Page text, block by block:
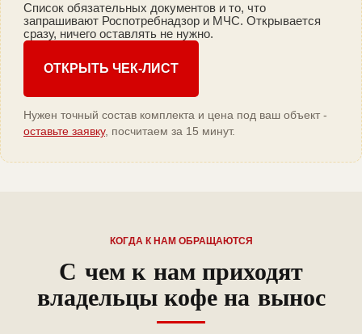
Список обязательных документов и то, что
запрашивают Роспотребнадзор и МЧС. Открывается
сразу, ничего оставлять не нужно.
ОТКРЫТЬ ЧЕК-ЛИСТ
Нужен точный состав комплекта и цена под ваш объект -
оставьте заявку, посчитаем за 15 минут.
КОГДА К НАМ ОБРАЩАЮТСЯ
С чем к нам приходят
владельцы кофе на вынос